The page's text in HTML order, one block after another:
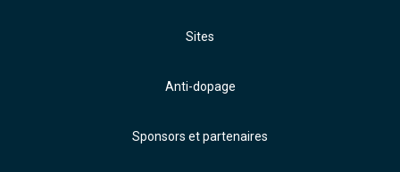
Sites
Anti-dopage
Sponsors et partenaires